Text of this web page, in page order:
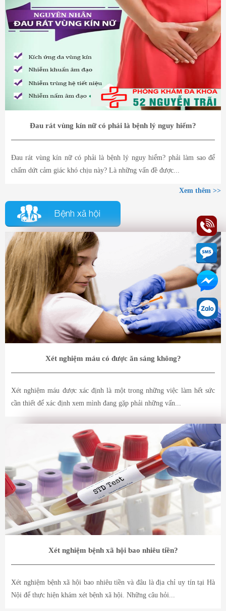
Đau rát vùng kín nữ có phải là bệnh lý nguy hiểm?
Đau rát vùng kín nữ có phải là bệnh lý nguy hiểm? phải làm sao để
chấm dứt cảm giác khó chịu này? Là những vấn đề được...
Xem thêm >>
Bệnh xã hội
Xét nghiệm máu có được ăn sáng không?
Xét nghiệm máu được xác định là một trong những việc làm hết sức
cần thiết để xác định xem mình đang gặp phải những vấn...
Xét nghiệm bệnh xã hội bao nhiêu tiền?
Xét nghiệm bệnh xã hội bao nhiêu tiền và đâu là địa chỉ uy tín tại Hà
Nội để thực hiện khám xét bệnh xã hội. Những câu hỏi...